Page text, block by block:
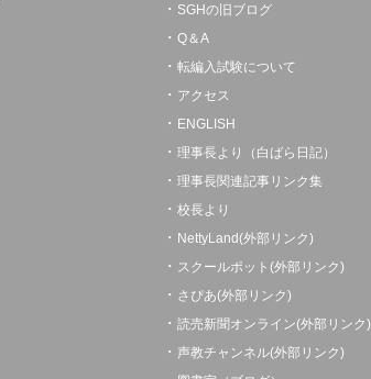
SGHの旧ブログ
Q＆A
転編入試験について
アクセス
ENGLISH
理事長より（白ばら日記）
理事長関連記事リンク集
校長より
NettyLand(外部リンク)
スクールポット(外部リンク)
さぴあ(外部リンク)
読売新聞オンライン(外部リンク)
声教チャンネル(外部リンク)